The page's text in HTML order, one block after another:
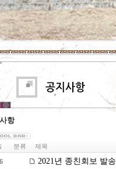
항
분류 제목
2021년 종친회보 발송